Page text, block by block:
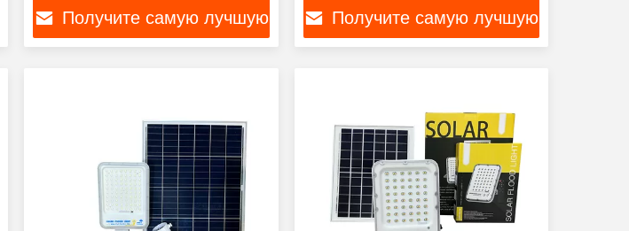
Получите самую лучшую Получите самую лучшую